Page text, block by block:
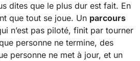
dites que le plus dur est fait. En
que tout se joue. Un parcours
n’est pas piloté, finit par tourner
personne ne termine, des
personne ne met à jour, et un